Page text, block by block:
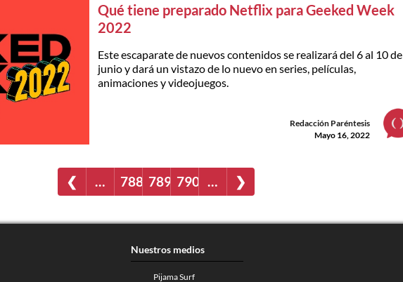
Qué tiene preparado Netflix para Geeked Week
2022
Este escaparate de nuevos contenidos se realizará del 6 al 10 de
junio y dará un vistazo de lo nuevo en series, películas,
animaciones y videojuegos.
Redacción Paréntesis
Mayo 16, 2022
❮ … 788 789 790 … ❯
Nuestros medios
Pijama Surf